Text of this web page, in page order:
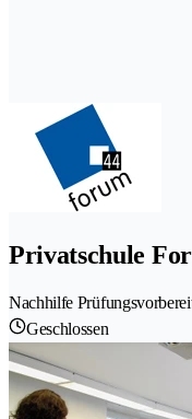
Privatschule
Nachhilfe
Geschlossen